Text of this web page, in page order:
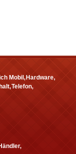
Mobil
Hardware
Telefon